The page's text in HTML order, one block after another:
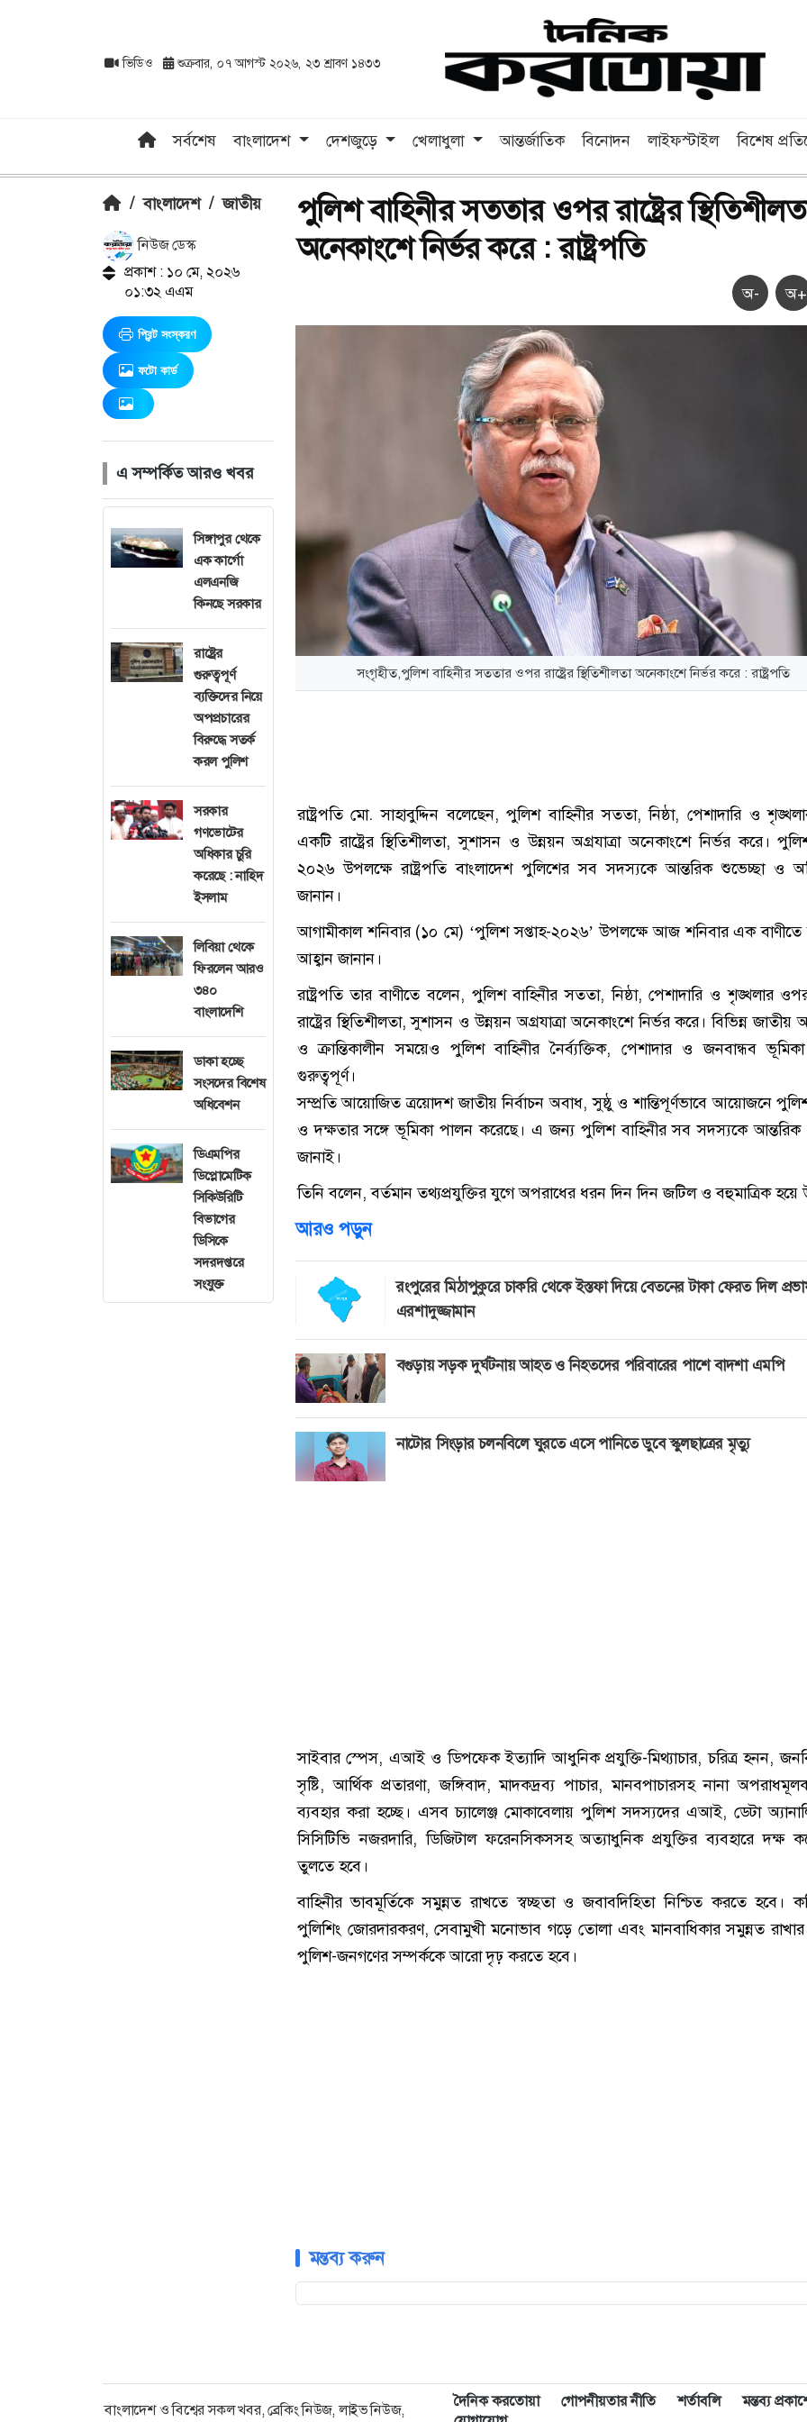
ভিডিও শুক্রবার, ০৭ আগস্ট ২০২৬, ২৩ শ্রাবণ ১৪৩৩
সর্বশেষ বাংলাদেশ দেশজুড়ে খেলাধুলা আন্তর্জাতিক বিনোদন লাইফস্টাইল বিশেষ
/ বাংলাদেশ / জাতীয়
নিউজ ডেস্ক
প্রকাশ : ১০ মে, ২০২৬
০১:৩২ এএম
প্রিন্ট সংস্করণ
ফটো কার্ড
এ সম্পর্কিত আরও খবর
সিঙ্গাপুর থেকে
এক কার্গো
এলএনজি
কিনছে সরকার
রাষ্ট্রের
গুরুত্বপূর্ণ
ব্যক্তিদের নিয়ে
অপপ্রচারের
বিরুদ্ধে সতর্ক
করল পুলিশ
সরকার
গণভোটের
অধিকার চুরি
করেছে : নাহিদ
ইসলাম
লিবিয়া থেকে
ফিরলেন আরও
৩৪০
বাংলাদেশি
ডাকা হচ্ছে
সংসদের বিশেষ
অধিবেশন
ডিএমপির
ডিপ্লোমেটিক
সিকিউরিটি
বিভাগের
ডিসিকে
সদরদপ্তরে
সংযুক্ত
পুলিশ বাহিনীর সততার ওপর রাষ্ট্রের
অনেকাংশে নির্ভর করে : রাষ্ট্রপতি
অ- অ+
সংগৃহীত,পুলিশ বাহিনীর সততার ওপর রাষ্ট্রের স্থিতিশীলতা অনেকাংশে নির্ভর করে : রাষ্ট্রপতি
রাষ্ট্রপতি মো. সাহাবুদ্দিন বলেছেন, পুলিশ বাহিনীর সততা, নিষ্ঠা, পেশাদারি ও
একটি রাষ্ট্রের স্থিতিশীলতা, সুশাসন ও উন্নয়ন অগ্রযাত্রা অনেকাংশে নির্ভর করে।
২০২৬ উপলক্ষে রাষ্ট্রপতি বাংলাদেশ পুলিশের সব সদস্যকে আন্তরিক শুভেচ্ছা ও
জানান।
আগামীকাল শনিবার (১০ মে) ‘পুলিশ সপ্তাহ-২০২৬’ উপলক্ষে আজ শনিবার এক বাণীতে
আহ্বান জানান।
রাষ্ট্রপতি তার বাণীতে বলেন, পুলিশ বাহিনীর সততা, নিষ্ঠা, পেশাদারি ও শৃঙ্খলার
রাষ্ট্রের স্থিতিশীলতা, সুশাসন ও উন্নয়ন অগ্রযাত্রা অনেকাংশে নির্ভর করে। বিভিন্ন
ও ক্রান্তিকালীন সময়েও পুলিশ বাহিনীর নৈর্ব্যক্তিক, পেশাদার ও জনবান্ধব
গুরুত্বপূর্ণ।
সম্প্রতি আয়োজিত ত্রয়োদশ জাতীয় নির্বাচন অবাধ, সুষ্ঠু ও শান্তিপূর্ণভাবে আয়োজনে
ও দক্ষতার সঙ্গে ভূমিকা পালন করেছে। এ জন্য পুলিশ বাহিনীর সব সদস্যকে আন্তরিক
জানাই।
তিনি বলেন, বর্তমান তথ্যপ্রযুক্তির যুগে অপরাধের ধরন দিন দিন জটিল ও বহুমাত্রিক হয়ে
আরও পড়ুন
রংপুরের মিঠাপুকুরে চাকরি থেকে ইস্তফা দিয়ে বেতনের টাকা ফেরত দিল
এরশাদুজ্জামান
বগুড়ায় সড়ক দুর্ঘটনায় আহত ও নিহতদের পরিবারের পাশে বাদশা এমপি
নাটোর সিংড়ার চলনবিলে ঘুরতে এসে পানিতে ডুবে স্কুলছাত্রের মৃত্যু
সাইবার স্পেস, এআই ও ডিপফেক ইত্যাদি আধুনিক প্রযুক্তি-মিথ্যাচার, চরিত্র হনন,
সৃষ্টি, আর্থিক প্রতারণা, জঙ্গিবাদ, মাদকদ্রব্য পাচার, মানবপাচারসহ নানা
ব্যবহার করা হচ্ছে। এসব চ্যালেঞ্জ মোকাবেলায় পুলিশ সদস্যদের এআই, ডেটা
সিসিটিভি নজরদারি, ডিজিটাল ফরেনসিকসসহ অত্যাধুনিক প্রযুক্তির ব্যবহারে দক্ষ
তুলতে হবে।
বাহিনীর ভাবমূর্তিকে সমুন্নত রাখতে স্বচ্ছতা ও জবাবদিহিতা নিশ্চিত করতে হবে।
পুলিশিং জোরদারকরণ, সেবামুখী মনোভাব গড়ে তোলা এবং মানবাধিকার সমুন্নত রাখার
পুলিশ-জনগণের সম্পর্ককে আরো দৃঢ় করতে হবে।
মন্তব্য করুন
বাংলাদেশ ও বিশ্বের সকল খবর, ব্রেকিং নিউজ, লাইভ নিউজ, দৈনিক করতোয়া গোপনীয়তার নীতি শর্তাবলি
মন্তব্য